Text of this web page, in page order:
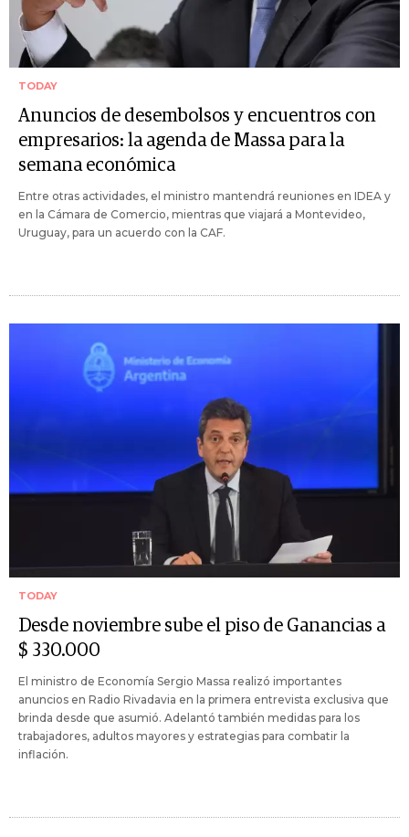
TODAY
Anuncios de desembolsos y encuentros con
empresarios: la agenda de Massa para la
semana económica
Entre otras actividades, el ministro mantendrá reuniones en IDEA y
en la Cámara de Comercio, mientras que viajará a Montevideo,
Uruguay, para un acuerdo con la CAF.
TODAY
Desde noviembre sube el piso de Ganancias a
$ 330.000
El ministro de Economía Sergio Massa realizó importantes
anuncios en Radio Rivadavia en la primera entrevista exclusiva que
brinda desde que asumió. Adelantó también medidas para los
trabajadores, adultos mayores y estrategias para combatir la
inflación.